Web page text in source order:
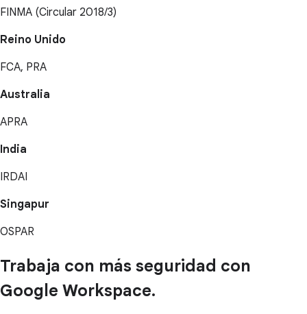
FINMA (Circular 2018/3)
Reino Unido
FCA, PRA
Australia
APRA
India
IRDAI
Singapur
OSPAR
Trabaja con más seguridad con
Google Workspace.